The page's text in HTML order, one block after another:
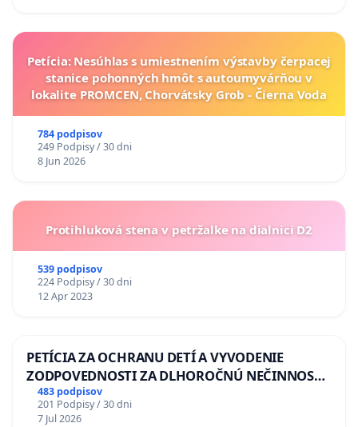
Petícia: Nesúhlas s umiestnením výstavby čerpacej
stanice pohonných hmôt s autoumyvárňou v
lokalite PROMCEN, Chorvátsky Grob - Čierna Voda
784 podpisov
249 Podpisy / 30 dni
8 Jun 2026
Protihluková stena v petržalke na dialnici D2
539 podpisov
224 Podpisy / 30 dni
12 Apr 2023
PETÍCIA ZA OCHRANU DETÍ A VYVODENIE
ZODPOVEDNOSTI ZA DLHOROČNÚ NEČINNOSŤ
A ZLYHANIE ŠTÁTU
483 podpisov
201 Podpisy / 30 dni
7 Jul 2026